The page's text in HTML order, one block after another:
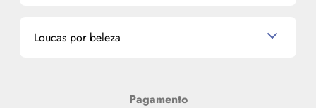
Miniaturas de Produtos de Cabelo
Meus endereços
Loucas por beleza
Pagamento